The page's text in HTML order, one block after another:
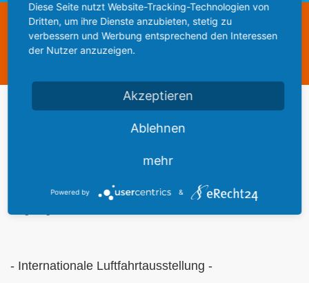
Diese Webseite steht zum Verkauf
This website is for sale
Werbung
- Internationale Luftfahrtausstellung -
Diese Seite nutzt Website-Tracking-Technologien von
Dritten, um ihre Dienste anzubieten, stetig zu
verbessern und Werbung entsprechend den Interessen
der Nutzer anzuzeigen.
Akzeptieren
Ablehnen
mehr
Powered by &